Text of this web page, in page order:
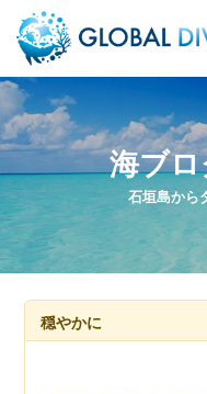
石垣島から
海ブ
穏やかに